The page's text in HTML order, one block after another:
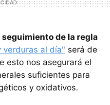
seguimiento de la regla
verduras al día" será de
esto nos asegurará el
suficientes para
y oxidativos.